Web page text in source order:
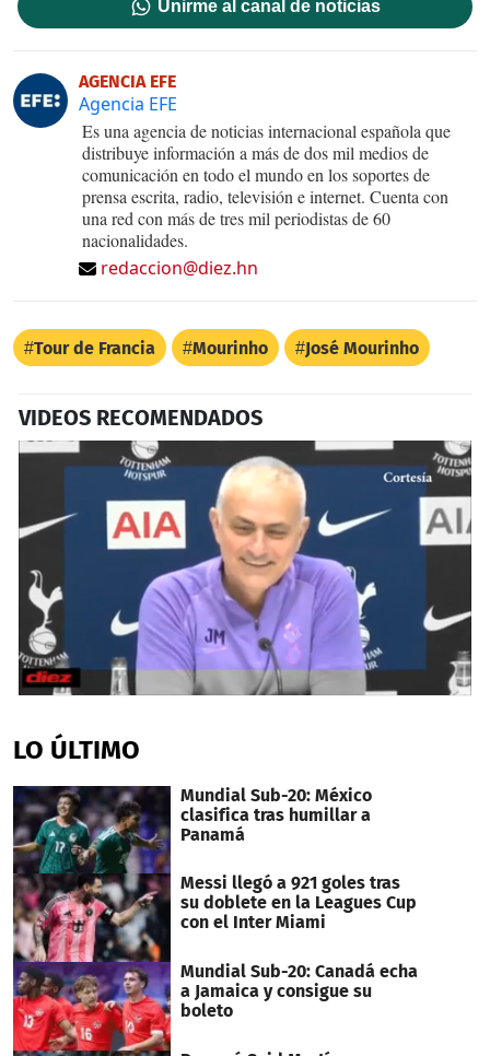
Unirme al canal de noticias
AGENCIA EFE
Agencia EFE
Es una agencia de noticias internacional española que
distribuye información a más de dos mil medios de
comunicación en todo el mundo en los soportes de
prensa escrita, radio, televisión e internet. Cuenta con
una red con más de tres mil periodistas de 60
nacionalidades.
redaccion@diez.hn
Tour de Francia Mourinho José Mourinho
VIDEOS RECOMENDADOS
of
2
25
seconds
LO ÚLTIMO
Mundial Sub-20: México
clasifica tras humillar a
Panamá
Messi llegó a 921 goles tras
su doblete en la Leagues Cup
con el Inter Miami
Mundial Sub-20: Canadá echa
a Jamaica y consigue su
boleto